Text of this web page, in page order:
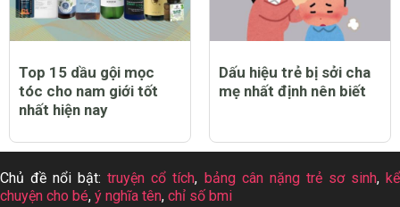
Top 15 dầu gội mọc
tóc cho nam giới tốt
nhất hiện nay
Dấu hiệu trẻ bị sởi cha
mẹ nhất định nên biết
Chủ đề nổi bật:truyện cổ tích, bảng cân nặng trẻ sơ sinh,kể
chuyện cho bé, ý nghĩa tên, chỉ số bmi